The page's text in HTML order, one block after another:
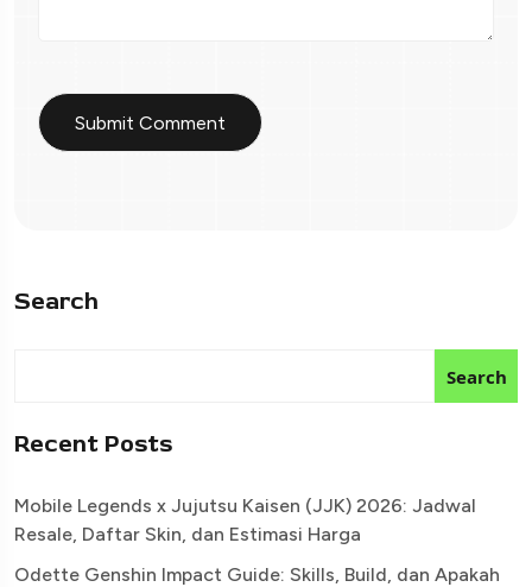
Search
Search
Recent Posts
Mobile Legends x Jujutsu Kaisen (JJK) 2026: Jadwal
Resale, Daftar Skin, dan Estimasi Harga
Odette Genshin Impact Guide: Skills, Build, dan Apakah